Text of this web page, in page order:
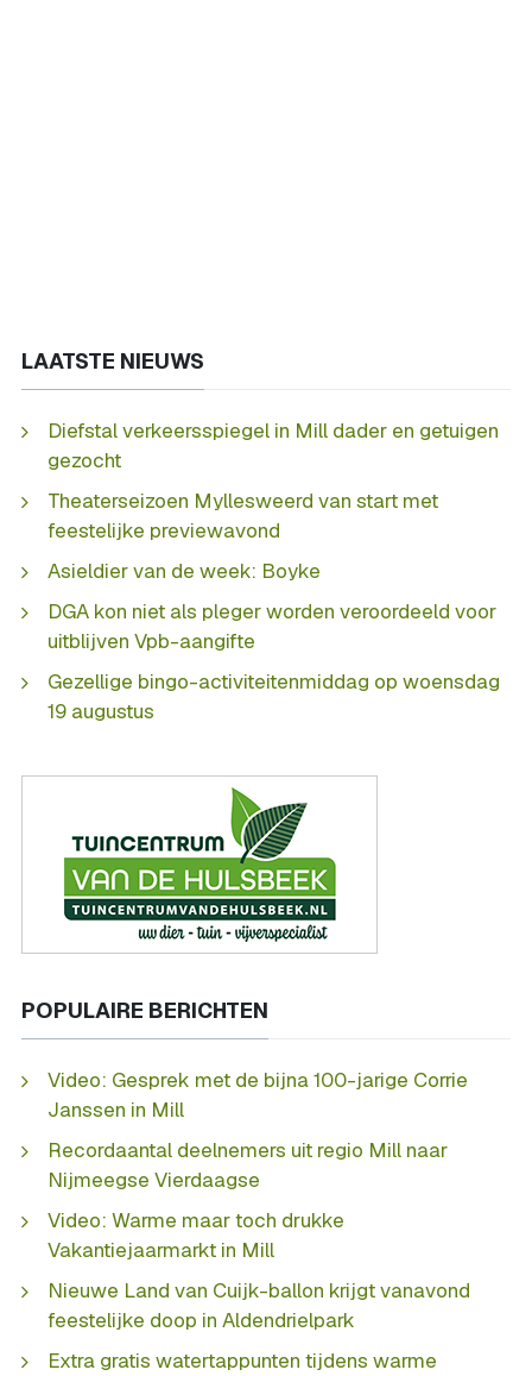
LAATSTE NIEUWS
Diefstal verkeersspiegel in Mill dader en getuigen
gezocht
Theaterseizoen Myllesweerd van start met
feestelijke previewavond
Asieldier van de week: Boyke
DGA kon niet als pleger worden veroordeeld voor
uitblijven Vpb-aangifte
Gezellige bingo-activiteitenmiddag op woensdag
19 augustus
POPULAIRE BERICHTEN
Video: Gesprek met de bijna 100-jarige Corrie
Janssen in Mill
Recordaantal deelnemers uit regio Mill naar
Nijmeegse Vierdaagse
Video: Warme maar toch drukke
Vakantiejaarmarkt in Mill
Nieuwe Land van Cuijk-ballon krijgt vanavond
feestelijke doop in Aldendrielpark
Extra gratis watertappunten tijdens warme